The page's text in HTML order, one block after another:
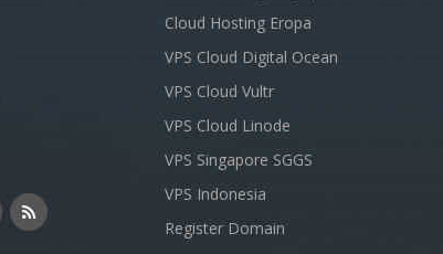
Cloud Hosting Eropa
VPS Cloud Digital Ocean
VPS Cloud Vultr
VPS Cloud Linode
VPS Singapore SGGS
VPS Indonesia
Register Domain